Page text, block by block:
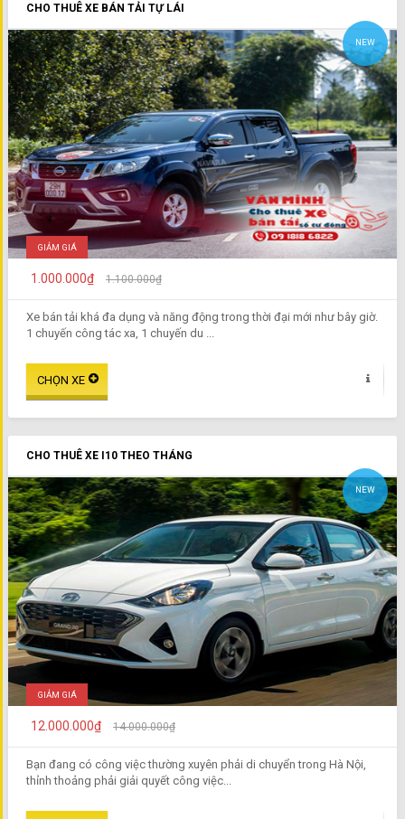
CHO THUÊ XE BÁN TẢI TỰ LÁI
NEW
GIẢM GIÁ
1.000.000₫ 1.100.000₫
Xe bán tải khá đa dụng và năng động trong thời đại mới như bây giờ.
1 chuyến công tác xa, 1 chuyến du ...
CHO THUÊ XE I10 THEO THÁNG
NEW
GIẢM GIÁ
12.000.000₫ 14.000.000₫
Bạn đang có công việc thường xuyên phải di chuyển trong Hà Nội,
thỉnh thoảng phải giải quyết công việc...